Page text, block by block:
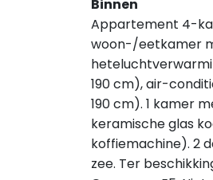
Binnen
Appartement 4-
woon-/eetkamer
190 cm), air-
190 cm). 1 kamer
keramische glas
koffiemachine). 2
zee. Ter